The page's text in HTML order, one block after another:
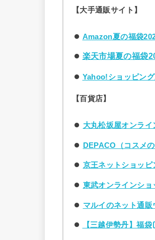
【大手通販サイト】
Amazon夏の福袋
楽天市場夏の福袋
Yahoo!ショッピン
【百貨店】
大丸松坂屋オンラ
DEPACO（コスメ
京王ネットショッピ
東武オンラインショ
マルイのネット通
【三越伊勢丹】福袋